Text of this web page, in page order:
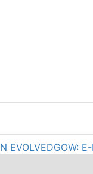
EVOLVEDGOW: